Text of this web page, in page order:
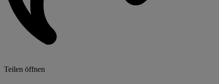
Teilen öffnen